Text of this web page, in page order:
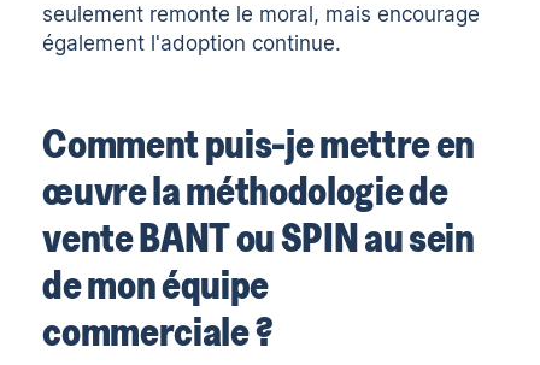
seulement remonte le moral, mais encourage
également l'adoption continue.
Comment puis-je mettre en
œuvre la méthodologie de
vente BANT ou SPIN au sein
de mon équipe
commerciale ?